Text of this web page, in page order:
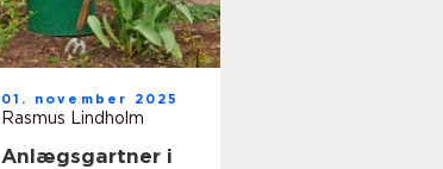
01. november 2025
Rasmus Lindholm
Anlægsgartner i